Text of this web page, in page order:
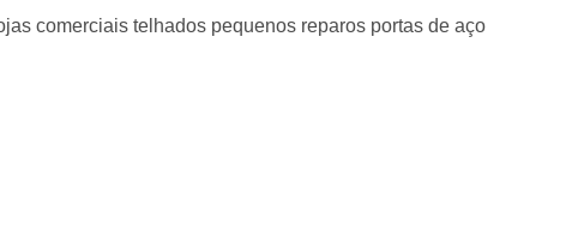
comerciais telhados pequenos reparos portas de aço